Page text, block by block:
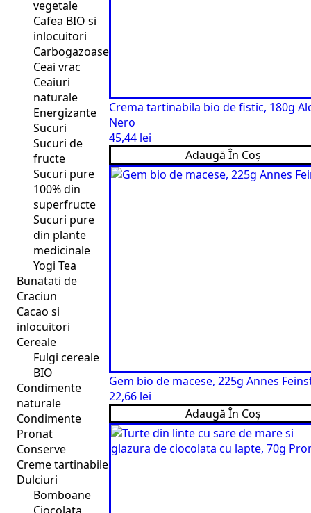
vegetale
Cafea BIO si
inlocuitori
Carbogazoase
Ceai vrac
Ceaiuri
naturale
Energizante
Sucuri
Sucuri de
fructe
Sucuri pure
100% din
superfructe
Sucuri pure
din plante
medicinale
Yogi Tea
Bunatati de
Craciun
Cacao si
inlocuitori
Cereale
Fulgi cereale
BIO
Condimente
naturale
Condimente
Pronat
Conserve
Creme tartinabile
Dulciuri
Bomboane
Crema tartinabila bio de fistic, 180g
Nero
45,44 lei
Adaugă În Coș
Gem bio de macese, 225g Annes
22,66 lei
Adaugă În Coș